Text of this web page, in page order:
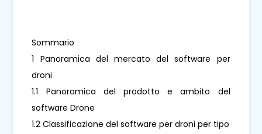
Sommario
1 Panoramica del mercato del software per
droni
1.1 Panoramica del prodotto e ambito del
software Drone
1.2 Classificazione del software per droni per tipo